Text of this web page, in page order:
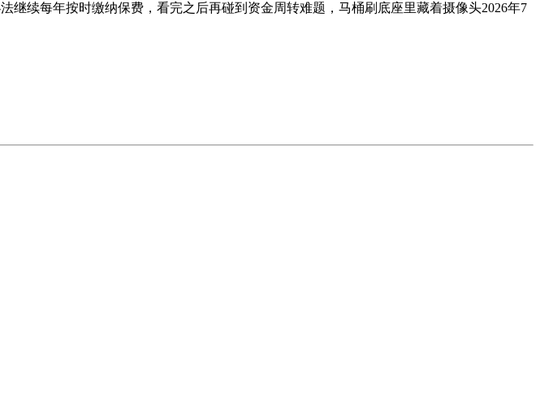
续每年按时缴纳保费，看完之后再碰到资金周转难题，马桶刷底座里藏着摄像头2026年7